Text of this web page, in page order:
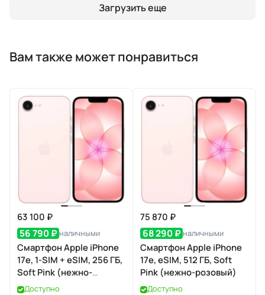
Загрузить еще
Вам также может понравиться
63 100 ₽
56 790 ₽ наличными
Смартфон Apple iPhone
17e, 1-SIM + eSIM, 256 ГБ,
Soft Pink (нежно-
розовый)
Доступно
75 870 ₽
68 290 ₽ наличными
Смартфон Apple iPhone
17e, eSIM, 512 ГБ, Soft
Pink (нежно-розовый)
Доступно